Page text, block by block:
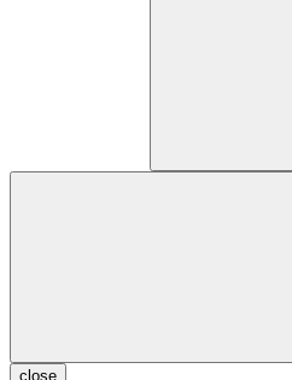
close